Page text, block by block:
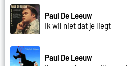
Paul De Leeuw
Ik wil niet dat je liegt
Paul De Leeuw